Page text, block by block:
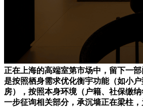
正在上海的高端室第市场中，留下一
是按照栖身需求优化衡宇功能（如小
房），按照本身环境（户籍、社保缴
一步征询相关部分，承沉墙正在梁柱，